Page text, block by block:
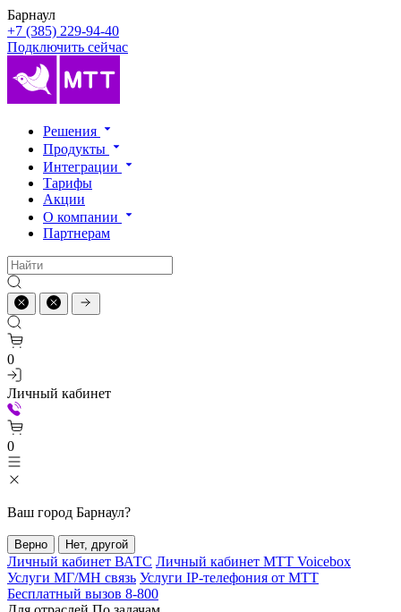
Барнаул
+7 (385) 229-94-40
Подключить сейчас
Решения
Продукты
Интеграции
Тарифы
Акции
О компании
Партнерам
0
Личный кабинет
0
Ваш город Барнаул?
Верно Нет, другой
Личный кабинет ВАТС Личный кабинет МТТ Voicebox
Услуги МГ/МН связь Услуги IP-телефония от МТТ
Бесплатный вызов 8-800